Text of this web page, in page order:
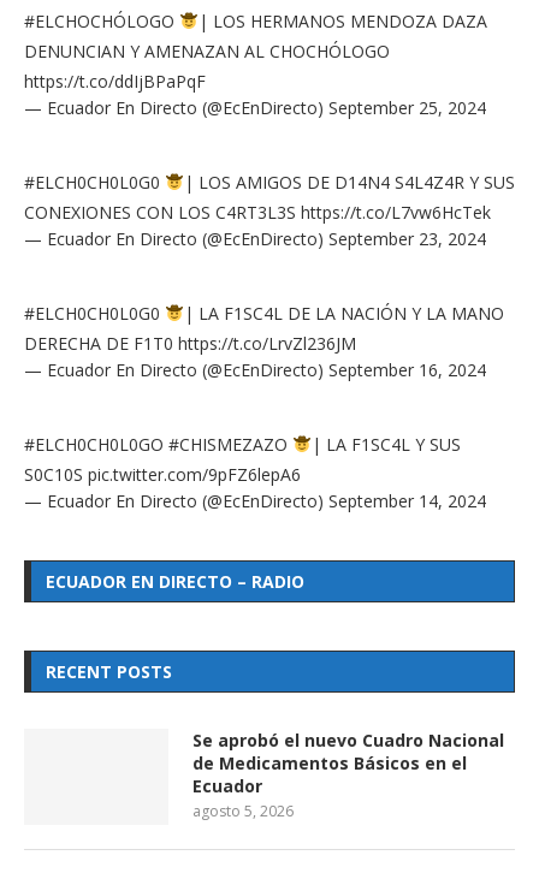
#ELCHOCHÓLOGO
| LOS HERMANOS MENDOZA DAZA
DENUNCIAN Y AMENAZAN AL CHOCHÓLOGO
https://t.co/ddIjBPaPqF
— Ecuador En Directo (@EcEnDirecto) September 25, 2024
#ELCH0CH0L0G0
| LOS AMIGOS DE D14N4 S4L4Z4R Y SUS
CONEXIONES CON LOS C4RT3L3S https://t.co/L7vw6HcTek
— Ecuador En Directo (@EcEnDirecto) September 23, 2024
#ELCH0CH0L0G0
| LA F1SC4L DE LA NACIÓN Y LA MANO
DERECHA DE F1T0 https://t.co/LrvZl236JM
— Ecuador En Directo (@EcEnDirecto) September 16, 2024
#ELCH0CH0L0GO #CHISMEZAZO
| LA F1SC4L Y SUS
S0C10S pic.twitter.com/9pFZ6lepA6
— Ecuador En Directo (@EcEnDirecto) September 14, 2024
ECUADOR EN DIRECTO – RADIO
RECENT POSTS
Se aprobó el nuevo Cuadro Nacional
de Medicamentos Básicos en el
Ecuador
agosto 5, 2026